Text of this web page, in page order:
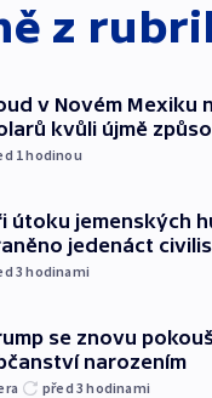
z
v Novém Mexiku
kvůli újmě
1hodinou
útoku jemenských
jedenáct
3hodinami
se znovu
narozením
před 3hodinami